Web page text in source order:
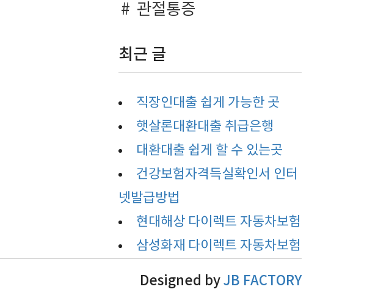
관절통증
최근 글
직장인대출 쉽게 가능한 곳
햇살론대환대출 취급은행
대환대출 쉽게 할 수 있는곳
건강보험자격득실확인서 인터
넷발급방법
현대해상 다이렉트 자동차보험
삼성화재 다이렉트 자동차보험
Designed byJB FACTORY